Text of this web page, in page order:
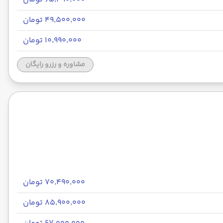
۴۹٬۵۰۰٬۰۰۰ تومان
۱۰٬۹۹۰٬۰۰۰ تومان
مشاوره و رزرو رایگان
۷۰٬۴۹۰٬۰۰۰ تومان
۸۵٬۹۰۰٬۰۰۰ تومان